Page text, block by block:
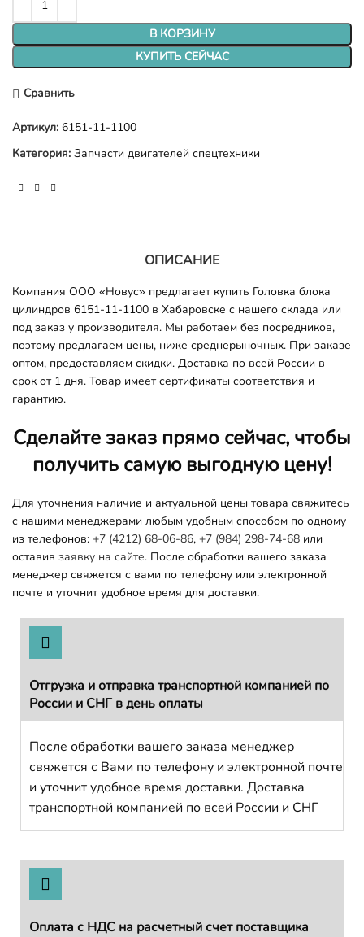
В КОРЗИНУ
КУПИТЬ СЕЙЧАС
Сравнить
Артикул: 6151-11-1100
Категория: Запчасти двигателей спецтехники
ОПИСАНИЕ
Компания ООО «Новус» предлагает купить Головка блока
цилиндров 6151-11-1100 в Хабаровске с нашего склада или
под заказ у производителя. Мы работаем без посредников,
поэтому предлагаем цены, ниже среднерыночных. При заказе
оптом, предоставляем скидки. Доставка по всей России в
срок от 1 дня. Товар имеет сертификаты соответствия и
гарантию.
Сделайте заказ прямо сейчас, чтобы
получить самую выгодную цену!
Для уточнения наличие и актуальной цены товара свяжитесь
с нашими менеджерами любым удобным способом по одному
из телефонов: +7 (4212) 68-06-86, +7 (984) 298-74-68 или
оставив заявку на сайте. После обработки вашего заказа
менеджер свяжется с вами по телефону или электронной
почте и уточнит удобное время для доставки.
Отгрузка и отправка транспортной компанией по
России и СНГ в день оплаты
После обработки вашего заказа менеджер
свяжется с Вами по телефону и электронной почте
и уточнит удобное время доставки. Доставка
транспортной компанией по всей России и СНГ
Оплата с НДС на расчетный счет поставщика